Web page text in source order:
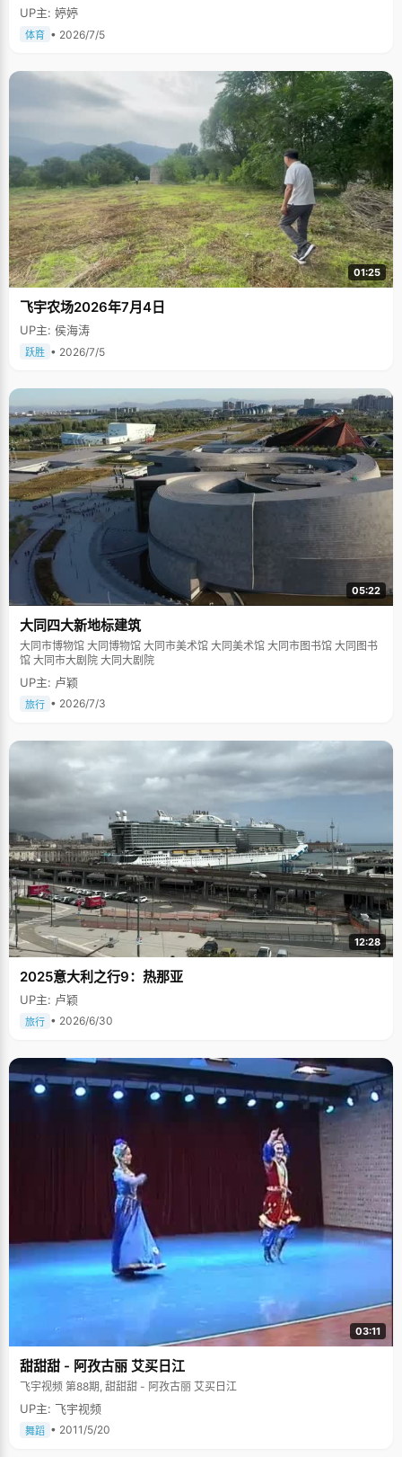
UP主: 婷婷
体育 • 2026/7/5
01:25
飞宇农场2026年7月4日
UP主: 侯海涛
跃胜 • 2026/7/5
05:22
大同四大新地标建筑
大同市博物馆 大同博物馆 大同市美术馆 大同美术馆 大同市图书馆 大同图书
馆 大同市大剧院 大同大剧院
UP主: 卢颖
旅行 • 2026/7/3
12:28
2025意大利之行9：热那亚
UP主: 卢颖
旅行 • 2026/6/30
03:11
甜甜甜 - 阿孜古丽 艾买日江
飞宇视频 第88期, 甜甜甜 - 阿孜古丽 艾买日江
UP主: 飞宇视频
舞蹈 • 2011/5/20